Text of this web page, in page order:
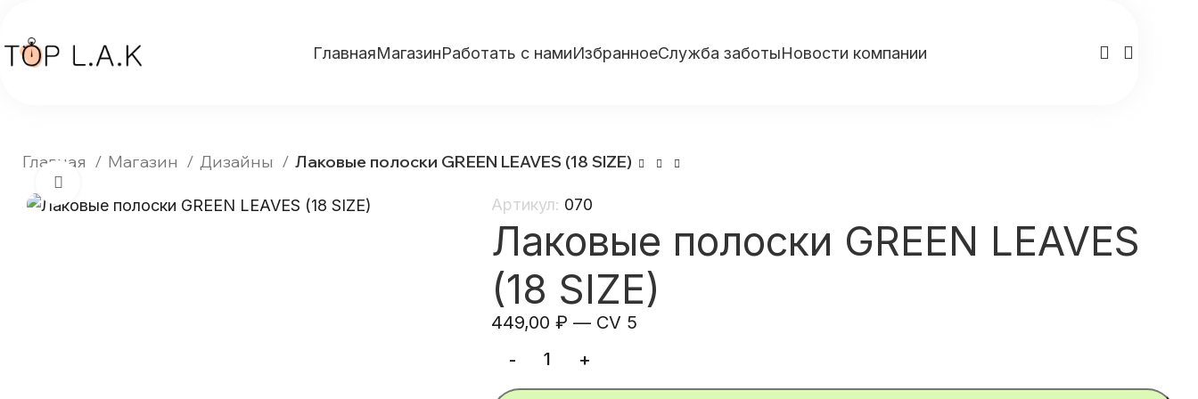
ГлавнаяМагазинРаботать с намиИзбранноеСлужба заботыНовости компании
Главная Магазин Дизайны Лаковые полоски GREEN LEAVES (18 SIZE)
Артикул: 070
Лаковые полоски GREEN LEAVES
(18 SIZE)
449,00 ₽ — CV 5